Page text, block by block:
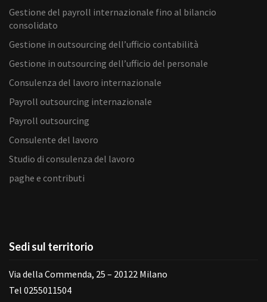
Gestione del payroll internazionale fino al bilancio
consolidato
Gestione in outsourcing dell’ufficio contabilità
Gestione in outsourcing dell’ufficio del personale
Consulenza del lavoro internazionale
Payroll outsourcing internazionale
Payroll outsourcing
Consulente del lavoro
Studio di consulenza del lavoro
paghe e contributi
Sedi sul territorio
Via della Commenda, 25 – 20122 Milano
Tel 0255011504